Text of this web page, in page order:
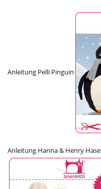
Anleitung Pelli Pinguin
Anleitung Hanna & Henry Hase